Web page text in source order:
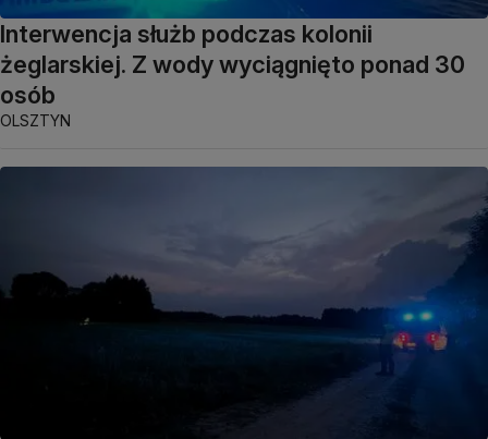
Interwencja służb podczas kolonii
żeglarskiej. Z wody wyciągnięto ponad 30
osób
OLSZTYN